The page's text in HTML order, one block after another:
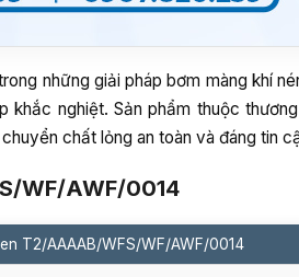
những giải pháp bơm màng khí
nghiệt. Sản phẩm thuộc
chất lỏng an toàn và đáng tin
WF/AWF/0014
T2/AAAAB/WFS/WF/AWF/0014